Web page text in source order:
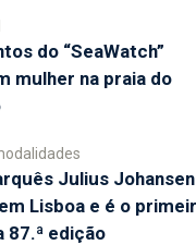
do “SeaWatch”
mulher na praia do
Julius Johansen
Lisboa e é o
87.ª edição